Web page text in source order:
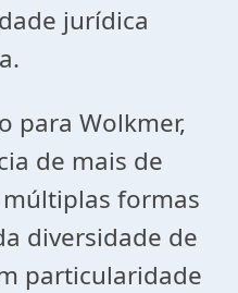
jurídica
Wolkmer,
de mais de
formas
diversidade de
particularidade